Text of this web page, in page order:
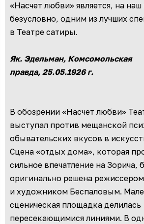
«Насчет любви» является, на наш
безусловно, одним из лучших
в Театре сатиры.
Як. Эдельман, Комсомольская
правда, 25.05.1926 г.
В обозрении «Насчет любви»
выступал против мещанской
обывательских вкусов в
Сцена «отдых дома», которая
сильное впечатление на Зорича,
оригинально решена
и художником Беспаловым.
сценическая площадка делилась
пересекающимися линиями. В